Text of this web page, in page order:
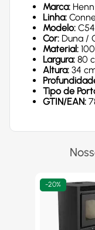
Marca: Henn
Linha:
Modelo:
Cor: Duna /
Material:
Largura: 80
Altura: 34
Tipo de
GTIN/EAN:
-20%